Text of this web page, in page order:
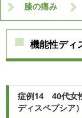
膝の痛み
機能性ディ
症例14 40代女
ディスペプシア）